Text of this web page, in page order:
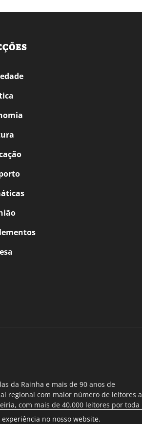
da Rainha e mais de 90 anos de
regional com maior número de leitores a
com mais de 40.000 leitores por toda
com distribuição em Portugal
no nosso website.